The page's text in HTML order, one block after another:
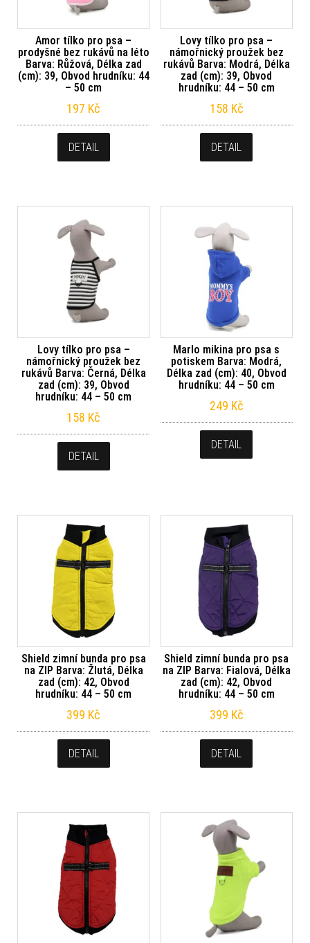
Amor tílko pro psa –
prodyšné bez rukávů na léto
Barva: Růžová, Délka zad
(cm): 39, Obvod hrudníku: 44
– 50 cm
197 Kč
DETAIL
Lovy tílko pro psa –
námořnický proužek bez
rukávů Barva: Modrá, Délka
zad (cm): 39, Obvod
hrudníku: 44 – 50 cm
158 Kč
DETAIL
Lovy tílko pro psa –
námořnický proužek bez
rukávů Barva: Černá, Délka
zad (cm): 39, Obvod
hrudníku: 44 – 50 cm
158 Kč
DETAIL
Marlo mikina pro psa s
potiskem Barva: Modrá,
Délka zad (cm): 40, Obvod
hrudníku: 44 – 50 cm
249 Kč
DETAIL
Shield zimní bunda pro psa
na ZIP Barva: Žlutá, Délka
zad (cm): 42, Obvod
hrudníku: 44 – 50 cm
399 Kč
DETAIL
Shield zimní bunda pro psa
na ZIP Barva: Fialová, Délka
zad (cm): 42, Obvod
hrudníku: 44 – 50 cm
399 Kč
DETAIL